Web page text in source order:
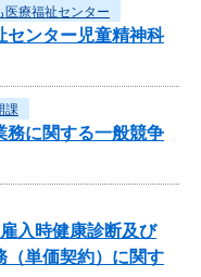
医療福祉センター
センター児童精神科
課
務に関する一般競争
入時健康診断及び
（単価契約）に関す